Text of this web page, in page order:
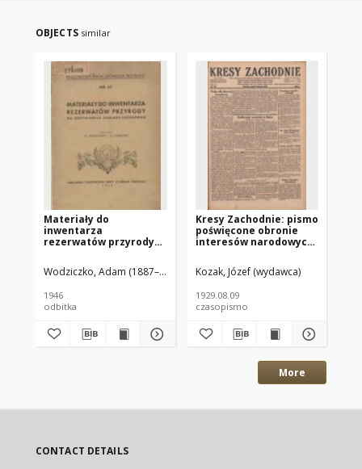
OBJECTS similar
Materiały do
inwentarza
rezerwatów przyrody
Ziemiach Zachodnich
Wodziczko, Adam (1887–1948) Czubiński, Z. (1912–1967)
1946
odbitka
Kresy Zachodnie: pismo
poświęcone obronie
interesów narodowych
ziemiach Polski
1929.08.09 R.7 Nr181
Kozak, Józef (wydawca)
1929.08.09
czasopismo
More
CONTACT DETAILS